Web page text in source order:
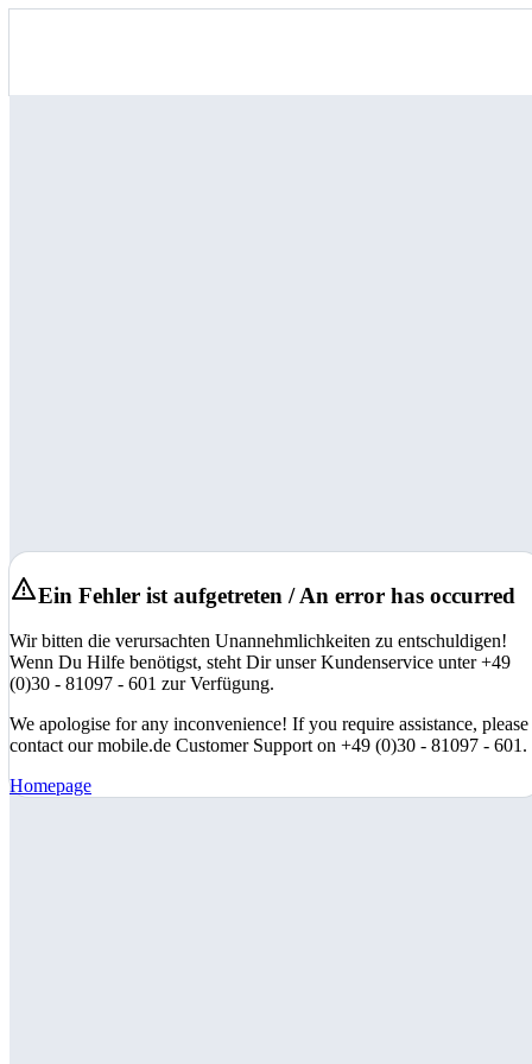
Ein Fehler ist aufgetreten / An error has occurred
Wir bitten die verursachten Unannehmlichkeiten zu entschuldigen!
Wenn Du Hilfe benötigst, steht Dir unser Kundenservice unter +49
(0)30 - 81097 - 601 zur Verfügung.
We apologise for any inconvenience! If you require assistance, please
contact our mobile.de Customer Support on +49 (0)30 - 81097 - 601.
Homepage